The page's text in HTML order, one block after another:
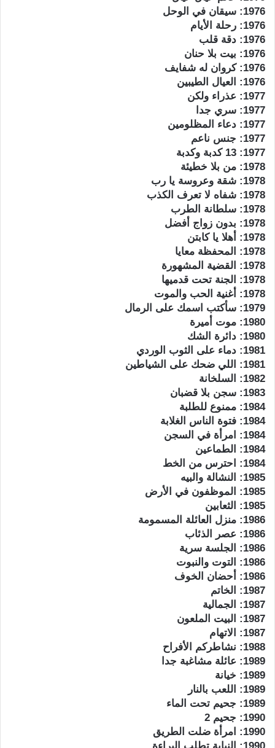
1976: سيقان في الوحل
1976: رحلة الأيام
1976: دقة قلب
1976: بيت بلا حنان
1976: كروان له شفايف
1976: العيال الطيبين
1977: عذراء ولكن
1977: سري جدا
1977: دعاء المظلومين
1977: جنس ناعم
1977: 13 كدبة وكدبة
1978: من بلا خطيئة
1978: شقة وعروسة يا رب
1978: شفاه لا تعرف الكذب
1978: سلطانة الطرب
1978: بدون زواج أفضل
1978: أهلا يا كابتن
1978: المحفظة معايا
1978: القضية المشهورة
1978: الجنة تحت قدميها
1978: أغنية الحب والموت
1979: سأكتب اسمك على الرمال
1980: موت أميرة
1980: دائرة الشك
1981: دماء على الثوب الوردي
1981: اللي ضحك على الشياطين
1982: السلخانة
1983: سجن بلا قضبان
1984: ممنوع للطلبة
1984: فتوة الناس الغلابة
1984: امرأة في السجن
1984: الطماعين
1984: احترس من الخط
1985: النشالة والبيه
1985: الموظفون في الأرض
1985: الثعابين
1986: منزل العائلة المسمومة
1986: عصر الذئاب
1986: الجلسة سرية
1986: التوت والنبوت
1986: أحضان الخوف
1987: الخاتم
1987: الجمالية
1987: البيت الملعون
1987: الاتهام
1988: نشاطركم الأفراح
1989: عائلة مشاغبة جدا
1989: خيانة
1989: اللعب بالنار
1989: جحيم تحت الماء
1990: جحيم 2
1990: امرأة ضلت الطريق